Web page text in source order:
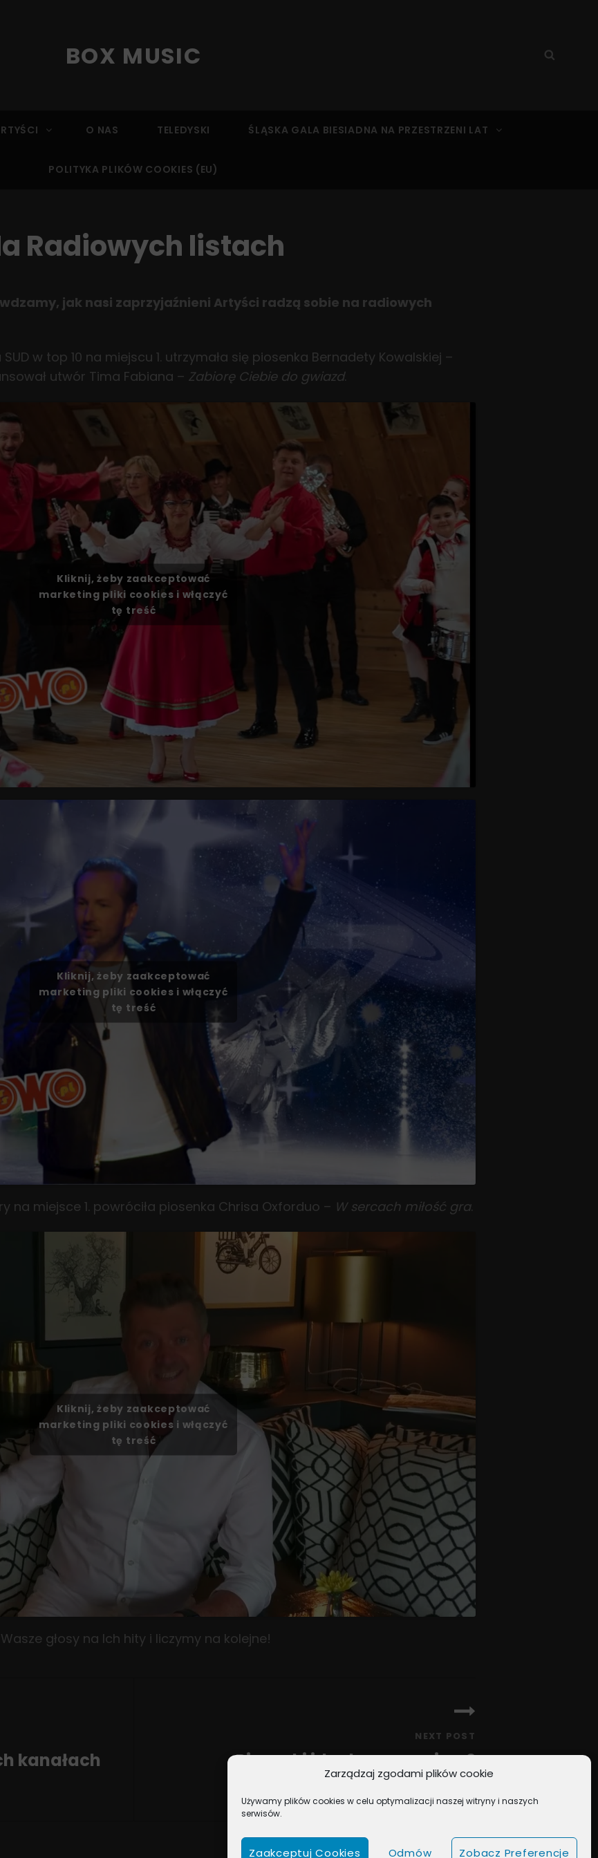
Zarządzaj zgodami plików cookie
Używamy plików cookies w celu optymalizacji naszej witryny i naszych
serwisów.
Zaakceptuj Cookies Odmów Zobacz Preferencje
BOX MUSIC
Search
O NAS TELEDYSKI ŚLĄSKA GALA BIESIADNA NA PRZESTRZENI LAT
POLITYKA PLIKÓW COOKIES (EU)
Radiowych listach
jak nasi zaprzyjaźnieni Artyści radzą sobie na radiowych
w top 10 na miejscu 1. utrzymała się piosenka Bernadety Kowalskiej –
utwór Tima Fabiana – Zabiorę Ciebie do gwiazd.
Kliknij, żeby zaakceptować
marketing pliki cookies i włączyć
tę treść
Kliknij, żeby zaakceptować
marketing pliki cookies i włączyć
tę treść
na miejsce 1. powróciła piosenka Chrisa Oxforduo – W sercach miłość gra.
Kliknij, żeby zaakceptować
marketing pliki cookies i włączyć
tę treść
głosy na Ich hity i liczymy na kolejne!
kanałach
NEXT POST
Piosenki idealne na maj cz.2